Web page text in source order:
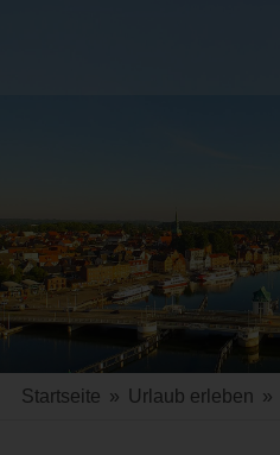
Startseite » Urlaub erleben »